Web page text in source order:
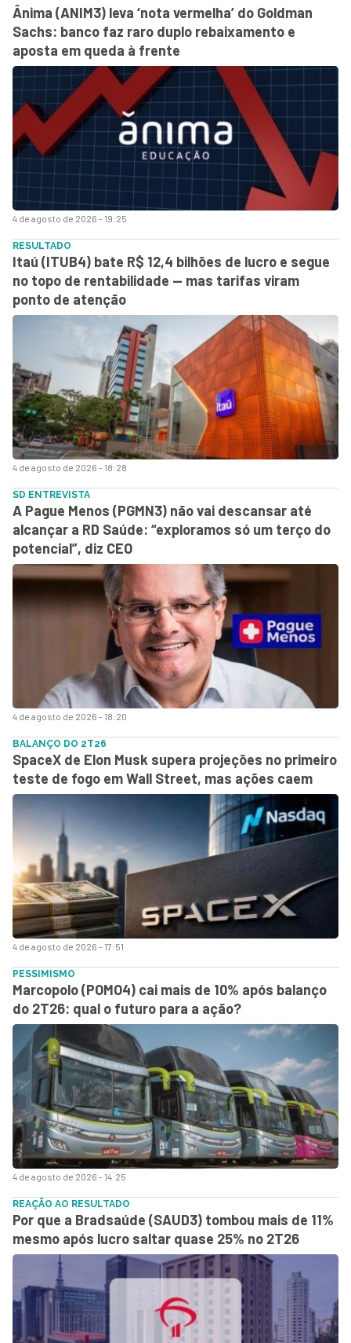
4 de agosto de 2026 - 19:25
Ânima (ANIM3) leva ‘nota vermelha’ do Goldman
Sachs: banco faz raro duplo rebaixamento e
aposta em queda à frente
4 de agosto de 2026 - 18:28
RESULTADO
Itaú (ITUB4) bate R$ 12,4 bilhões de lucro e segue
no topo de rentabilidade — mas tarifas viram
ponto de atenção
4 de agosto de 2026 - 18:20
SD ENTREVISTA
A Pague Menos (PGMN3) não vai descansar até
alcançar a RD Saúde: “exploramos só um terço do
potencial”, diz CEO
4 de agosto de 2026 - 17:51
BALANÇO DO 2T26
SpaceX de Elon Musk supera projeções no primeiro
teste de fogo em Wall Street, mas ações caem
4 de agosto de 2026 - 14:25
PESSIMISMO
Marcopolo (POMO4) cai mais de 10% após balanço
do 2T26: qual o futuro para a ação?
REAÇÃO AO RESULTADO
Por que a Bradsaúde (SAUD3) tombou mais de 11%
mesmo após lucro saltar quase 25% no 2T26